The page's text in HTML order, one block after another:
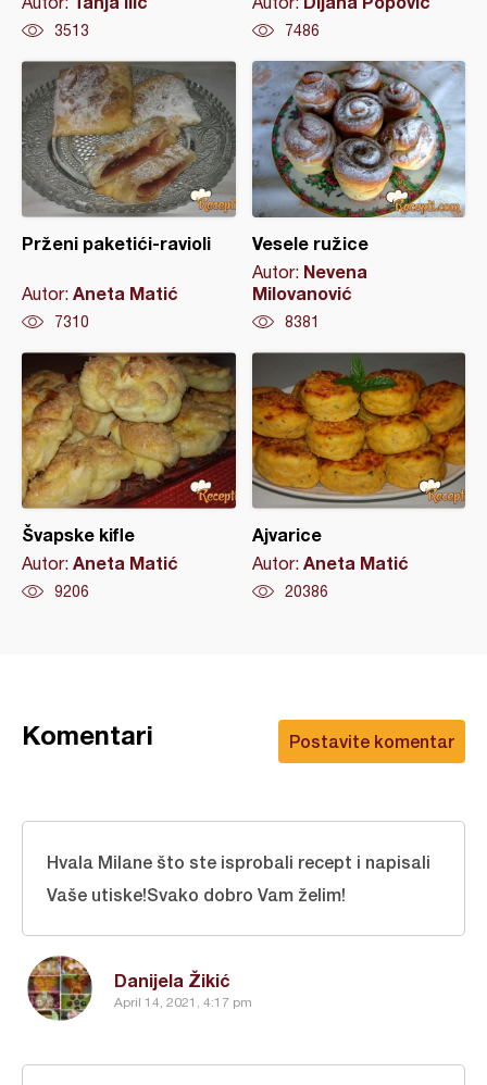
3513 7486
Prženi paketići-ravioli
Autor: Aneta Matić
7310
Vesele ružice
Autor: Nevena
Milovanović
8381
Švapske kifle
Autor: Aneta Matić
9206
Ajvarice
Autor: Aneta Matić
20386
Postavite komentar
Komentari
Danijela Žikić
April 14, 2021, 4:17 pm
Hvala Milane što ste isprobali recept i napisali
Vaše utiske!Svako dobro Vam želim!